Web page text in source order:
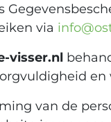
via
visser.nl
van de